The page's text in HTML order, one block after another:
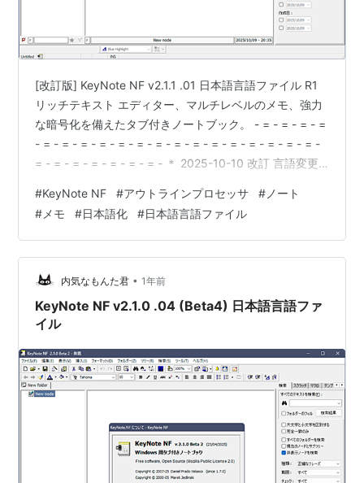
[改訂版] KeyNote NF v2.1.1 .01 日本語言語ファイル R1
リッチテキスト エディター、マルチレベルのメモ、強力
な暗号化を備えたタブ付きノートブック。 - = - = - = - =
- = - = - = - = - = - = - = - = - = - = - = - = - = - = - = -
= - = - = - = - = - = - = - ＊ 2025-10-10 改訂 言語変更
ド : 日本語言語ファイル (改訂版)
#KeyNote NF #アウトラインプロセッサ # ノート
# メモ #日本語化 #日本語言語ファイル
内気なもんた君 • 1年前
KeyNote NF v2.1.0 .04 (Beta4) 日本語言語ファ
イル